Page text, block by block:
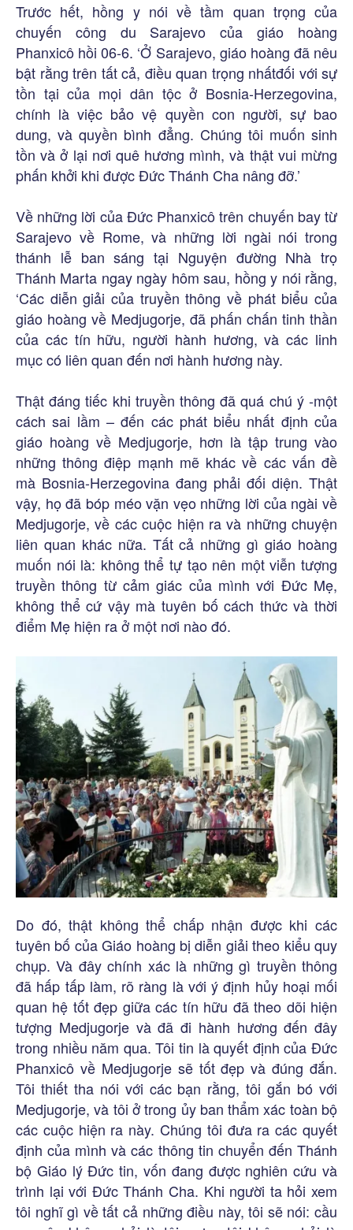
Trước hết, hồng y nói về tầm quan trọng của
chuyến công du Sarajevo của giáo hoàng
Phanxicô hồi 06-6. ‘Ở Sarajevo, giáo hoàng đã nêu
bật rằng trên tất cả, điều quan trọng nhấtđối với sự
tồn tại của mọi dân tộc ở Bosnia-Herzegovina,
chính là việc bảo vệ quyền con người, sự bao
dung, và quyền bình đẳng. Chúng tôi muốn sinh
tồn và ở lại nơi quê hương mình, và thật vui mừng
phấn khởi khi được Đức Thánh Cha nâng đỡ.’
Về những lời của Đức Phanxicô trên chuyến bay từ
Sarajevo về Rome, và những lời ngài nói trong
thánh lễ ban sáng tại Nguyện đường Nhà trọ
Thánh Marta ngay ngày hôm sau, hồng y nói rằng,
‘Các diễn giải của truyền thông về phát biểu của
giáo hoàng về Medjugorje, đã phấn chấn tinh thần
của các tín hữu, người hành hương, và các linh
mục có liên quan đến nơi hành hương này.
Thật đáng tiếc khi truyền thông đã quá chú ý -một
cách sai lầm – đến các phát biểu nhất định của
giáo hoàng về Medjugorje, hơn là tập trung vào
những thông điệp mạnh mẽ khác về các vấn đề
mà Bosnia-Herzegovina đang phải đối diện. Thật
vậy, họ đã bóp méo vặn vẹo những lời của ngài về
Medjugorje, về các cuộc hiện ra và những chuyện
liên quan khác nữa. Tất cả những gì giáo hoàng
muốn nói là: không thể tự tạo nên một viễn tượng
truyền thông từ cảm giác của mình với Đức Mẹ,
không thể cứ vậy mà tuyên bố cách thức và thời
điểm Mẹ hiện ra ở một nơi nào đó.
Do đó, thật không thể chấp nhận được khi các
tuyên bố của Giáo hoàng bị diễn giải theo kiểu quy
chụp. Và đây chính xác là những gì truyền thông
đã hấp tấp làm, rõ ràng là với ý định hủy hoại mối
quan hệ tốt đẹp giữa các tín hữu đã theo dõi hiện
tượng Medjugorje và đã đi hành hương đến đây
trong nhiều năm qua. Tôi tin là quyết định của Đức
Phanxicô về Medjugorje sẽ tốt đẹp và đúng đắn.
Tôi thiết tha nói với các bạn rằng, tôi gắn bó với
Medjugorje, và tôi ở trong ủy ban thẩm xác toàn bộ
các cuộc hiện ra này. Chúng tôi đưa ra các quyết
định của mình và các thông tin chuyển đến Thánh
bộ Giáo lý Đức tin, vốn đang được nghiên cứu và
trình lại với Đức Thánh Cha. Khi người ta hỏi xem
tôi nghĩ gì về tất cả những điều này, tôi sẽ nói: cầu